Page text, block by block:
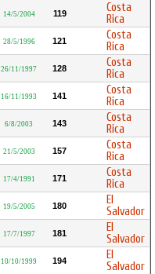
14/5/2004 119
Costa
Rica
28/5/1996 121
Costa
Rica
26/11/1997 128
Costa
Rica
16/11/1993 141
Costa
Rica
6/8/2003 143
Costa
Rica
21/5/2003 157
Costa
Rica
17/4/1991 171
Costa
Rica
19/5/2005 180
El
Salvador
17/7/1997 181
El
Salvador
10/10/1999 194
El
Salvador